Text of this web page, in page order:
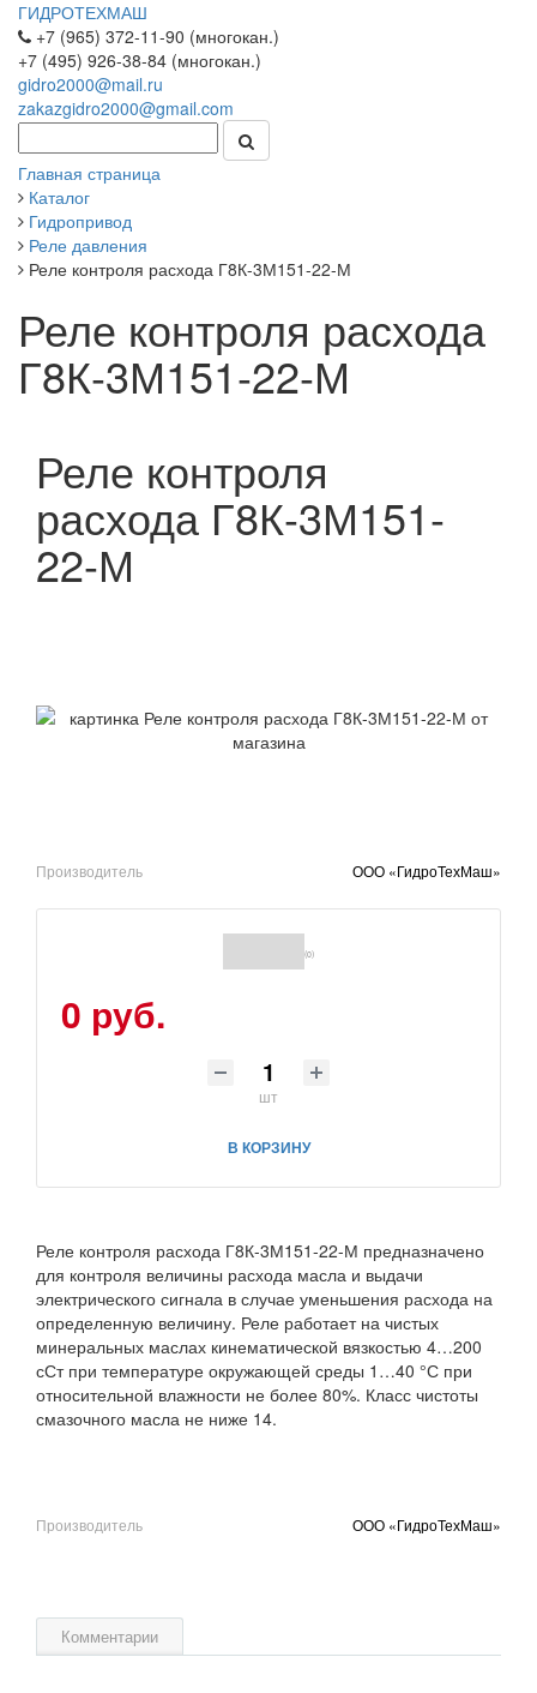
ГИДРОТЕХМАШ
+7 (965) 372-11-90 (многокан.)
+7 (495) 926-38-84 (многокан.)
gidro2000@mail.ru
zakazgidro2000@gmail.com
Главная страница
Каталог
Гидропривод
Реле давления
Реле контроля расхода Г8К-3М151-22-М
Реле контроля расхода
Г8К-3М151-22-М
Реле контроля
расхода Г8К-3М151-
22-М
Производитель ООО «ГидроТехМаш»
(0)
0 руб.
шт
В КОРЗИНУ
Реле контроля расхода Г8К-3М151-22-М предназначено
для контроля величины расхода масла и выдачи
электрического сигнала в случае уменьшения расхода на
определенную величину. Реле работает на чистых
минеральных маслах кинематической вязкостью 4…200
сСт при температуре окружающей среды 1…40 °С при
относительной влажности не более 80%. Класс чистоты
смазочного масла не ниже 14.
Производитель ООО «ГидроТехМаш»
Комментарии